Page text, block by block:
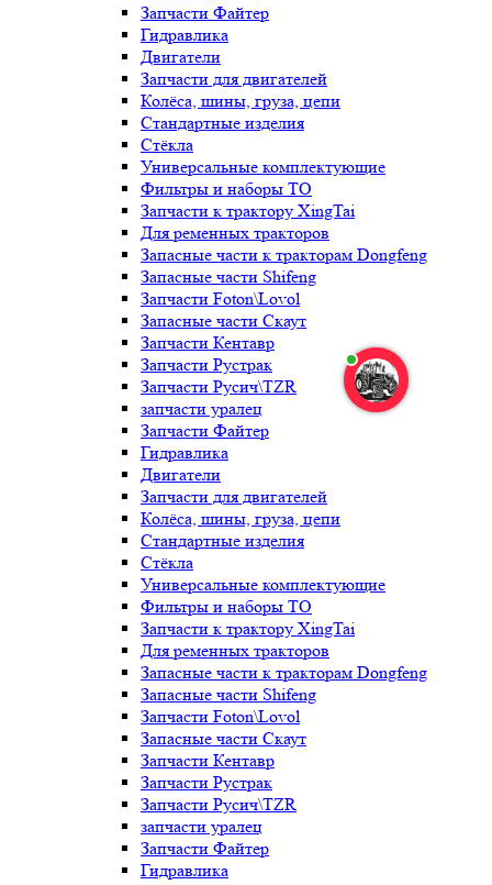
Запчасти Файтер
Гидравлика
Двигатели
Запчасти для двигателей
Колёса, шины, груза, цепи
Стандартные изделия
Стёкла
Универсальные комплектующие
Фильтры и наборы ТО
Запчасти к трактору XingTai
Для ременных тракторов
Запасные части к тракторам Dongfeng
Запасные части Shifeng
Запчасти Foton\Lovol
Запасные части Скаут
Запчасти Кентавр
Запчасти Рустрак
Запчасти Русич\TZR
запчасти уралец
Запчасти Файтер
Гидравлика
Двигатели
Запчасти для двигателей
Колёса, шины, груза, цепи
Стандартные изделия
Стёкла
Универсальные комплектующие
Фильтры и наборы ТО
Запчасти к трактору XingTai
Для ременных тракторов
Запасные части к тракторам Dongfeng
Запасные части Shifeng
Запчасти Foton\Lovol
Запасные части Скаут
Запчасти Кентавр
Запчасти Рустрак
Запчасти Русич\TZR
запчасти уралец
Запчасти Файтер
Гидравлика